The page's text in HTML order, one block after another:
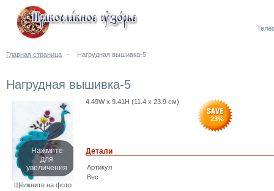
Главная страница - Нагрудная вышивка-5
Нагрудная вышивка-5
Нажмите
для
увеличения
Щёлкните на фото
4.49W x 9.41H (11.4 x 23.9 см)
23%
Детали
Артикул
Вес